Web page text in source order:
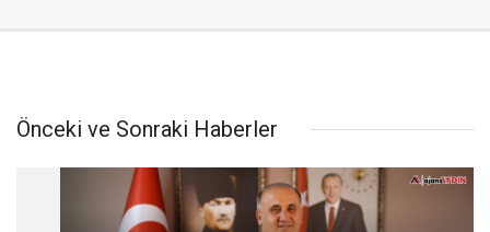
Önceki ve Sonraki Haberler